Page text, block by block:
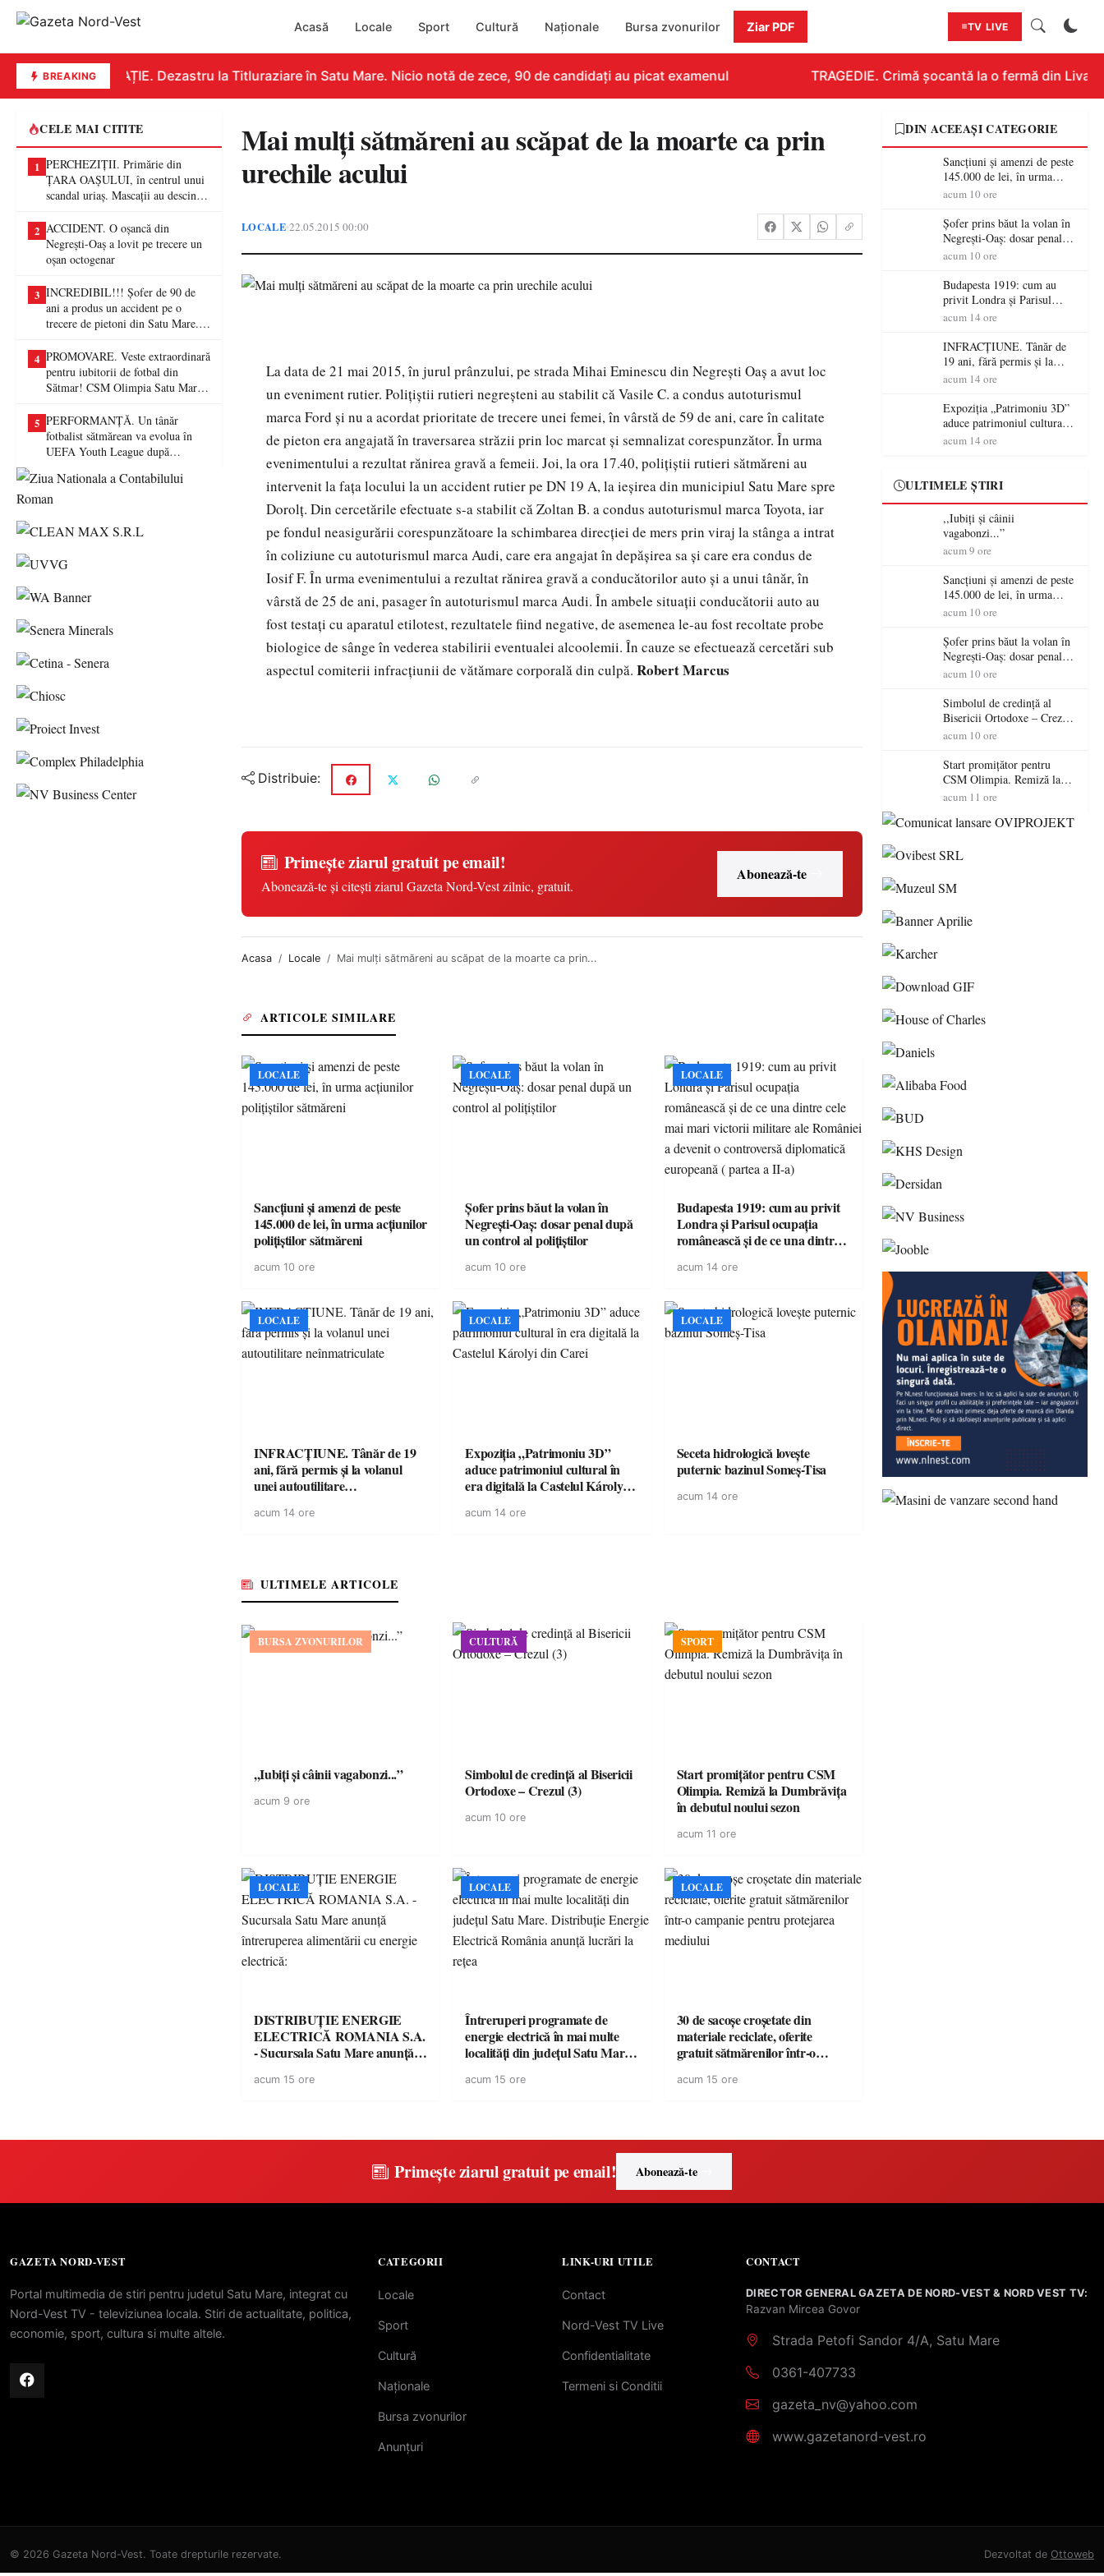
Acasă Locale Sport Cultură Naționale Bursa zvonurilor Ziar PDF TV LIVE
BREAKINGEDUCAȚIE. Dezastru la Titluraziare în Satu Mare. Nicio notă de zece, 90 de candidați au picat examenul TRAGEDIE. Crimă șocantă la o fermă din
CELE MAI CITITE
1 PERCHEZIȚII. Primărie din
ȚARA OAȘULUI, în centrul unui
scandal uriaș. Mascații au descins
fraude de proporții
2 ACCIDENT. O oșancă din
Negrești-Oaș a lovit pe trecere un
oșan octogenar
3 INCREDIBIL!!! Șofer de 90 de
ani a produs un accident pe o
trecere de pietoni din Satu Mare. O
4 PROMOVARE. Veste extraordinară
pentru iubitorii de fotbal din
Sătmar! CSM Olimpia Satu Mare
5 PERFORMANȚĂ. Un tânăr
fotbalist sătmărean va evolua în
UEFA Youth League după
Mai mulţi sătmăreni au scăpat de la moarte ca prin
urechile acului
LOCALE•22.05.2015 00:00
La data de 21 mai 2015, în jurul prânzului, pe strada Mihai Eminescu din Negreşti Oaş a avut loc
un eveniment rutier. Poliţiştii rutieri negreşteni au stabilit că Vasile C. a condus autoturismul
marca Ford şi nu a acordat prioritate de trecere unei femei, în vârstă de 59 de ani, care în calitate
de pieton era angajată în traversarea străzii prin loc marcat şi semnalizat corespunzător. În urma
evenimentului a rezultat rănirea gravă a femeii. Joi, la ora 17.40, poliţiştii rutieri sătmăreni au
intervenit la faţa locului la un accident rutier pe DN 19 A, la ieşirea din municipiul Satu Mare spre
Dorolţ. Din cercetările efectuate s-a stabilit că Zoltan B. a condus autoturismul marca Toyota, iar
pe fondul neasigurării corespunzătoare la schimbarea direcţiei de mers prin viraj la stânga a intrat
în coliziune cu autoturismul marca Audi, care era angajat în depăşirea sa şi care era condus de
Iosif F. În urma evenimentului a rezultat rănirea gravă a conducătorilor auto şi a unui tânăr, în
vârstă de 25 de ani, pasager în autoturismul marca Audi. În ambele situaţii conducătorii auto au
fost testaţi cu aparatul etilotest, rezultatele fiind negative, de asemenea le-au fost recoltate probe
biologice de sânge în vederea stabilirii eventualei alcoolemii. În cauze se efectuează cercetări sub
aspectul comiterii infracţiunii de vătămare corporală din culpă. Robert Marcus
Distribuie:
Primește ziarul gratuit pe email!
Abonează-te și citești ziarul Gazeta Nord-Vest zilnic, gratuit.
Abonează-te
Acasa Locale Mai mulţi sătmăreni au scăpat de la moarte ca prin...
ARTICOLE SIMILARE
LOCALE
Sancțiuni și amenzi de peste
145.000 de lei, în urma acțiunilor
polițiștilor sătmăreni
acum 10 ore
LOCALE
Șofer prins băut la volan în
Negrești-Oaș: dosar penal după
un control al polițiștilor
acum 10 ore
LOCALE
Budapesta 1919: cum au privit
Londra și Parisul ocupația
românească și de ce una dintre
României a devenit o
europeană ( partea a II-a)
acum 14 ore
LOCALE
INFRACȚIUNE. Tânăr de 19
ani, fără permis și la volanul
unei autoutilitare
acum 14 ore
LOCALE
Expoziția „Patrimoniu 3D”
aduce patrimoniul cultural în
era digitală la Castelul Károlyi
acum 14 ore
LOCALE
Seceta hidrologică lovește
puternic bazinul Someș-Tisa
acum 14 ore
ULTIMELE ARTICOLE
BURSA ZVONURILOR
,,Iubiți și câinii vagabonzi...”
acum 9 ore
CULTURĂ
Simbolul de credinţă al Bisericii
Ortodoxe – Crezul (3)
acum 10 ore
SPORT
Start promițător pentru CSM
Olimpia. Remiză la Dumbrăvița
în debutul noului sezon
acum 11 ore
LOCALE
DISTRIBUȚIE ENERGIE
ELECTRICĂ ROMANIA S.A.
- Sucursala Satu Mare anunţă
energie electrică:
acum 15 ore
LOCALE
Întreruperi programate de
energie electrică în mai multe
localități din județul Satu Mare.
România anunță lucrări la rețea
acum 15 ore
LOCALE
30 de sacoșe croșetate din
materiale reciclate, oferite
gratuit sătmărenilor într-o
mediului
acum 15 ore
DIN ACEEAȘI CATEGORIE
Sancțiuni și amenzi de peste
145.000 de lei, în urma
acțiunilor polițiștilor
acum 10 ore
Șofer prins băut la volan în
Negrești-Oaș: dosar penal
după un control al
acum 10 ore
Budapesta 1919: cum au
privit Londra și Parisul
ocupația românească și de ce
victorii militare ale
României a devenit o
controversă diplomatică
europeană ( partea a II-a)
acum 14 ore
INFRACȚIUNE. Tânăr de
19 ani, fără permis și la
volanul unei autoutilitare
acum 14 ore
Expoziția „Patrimoniu 3D”
aduce patrimoniul cultural
în era digitală la Castelul
acum 14 ore
ULTIMELE ȘTIRI
,,Iubiți și câinii
vagabonzi...”
acum 9 ore
Sancțiuni și amenzi de peste
145.000 de lei, în urma
acțiunilor polițiștilor
acum 10 ore
Șofer prins băut la volan în
Negrești-Oaș: dosar penal
după un control al
acum 10 ore
Simbolul de credinţă al
Bisericii Ortodoxe – Crezul
(3)
acum 10 ore
Start promițător pentru
CSM Olimpia. Remiză la
Dumbrăvița în debutul
acum 11 ore
Primește ziarul gratuit pe email! Abonează-te
GAZETA NORD-VEST
Portal multimedia de stiri pentru judetul Satu Mare, integrat cu
Nord-Vest TV - televiziunea locala. Stiri de actualitate, politica,
economie, sport, cultura si multe altele.
CATEGORII
Locale
Sport
Cultură
Naționale
Bursa zvonurilor
Anunțuri
LINK-URI UTILE
Contact
Nord-Vest TV Live
Confidentialitate
Termeni si Conditii
CONTACT
DIRECTOR GENERAL GAZETA DE NORD-VEST & NORD VEST TV:
Razvan Mircea Govor
Strada Petofi Sandor 4/A, Satu Mare
0361-407733
gazeta_nv@yahoo.com
www.gazetanord-vest.ro
© 2026 Gazeta Nord-Vest. Toate drepturile rezervate. Dezvoltat de Ottoweb